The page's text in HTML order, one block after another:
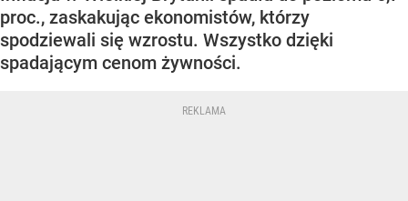
proc., zaskakując ekonomistów, którzy
spodziewali się wzrostu. Wszystko dzięki
spadającym cenom żywności.